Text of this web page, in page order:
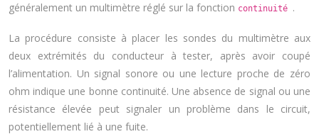
généralement un multimètre réglé sur la fonction continuité .
La procédure consiste à placer les sondes du multimètre aux
deux extrémités du conducteur à tester, après avoir coupé
l’alimentation. Un signal sonore ou une lecture proche de zéro
ohm indique une bonne continuité. Une absence de signal ou une
résistance élevée peut signaler un problème dans le circuit,
potentiellement lié à une fuite.